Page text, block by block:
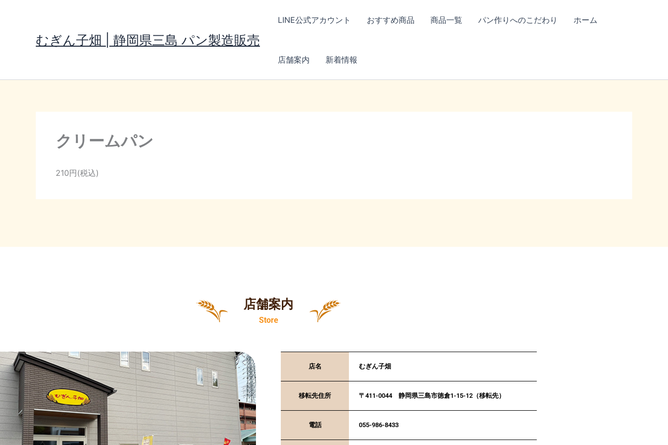
むぎん子畑 | 静岡県三島 パン製造販売
LINE公式アカウント おすすめ商品 商品一覧 パン作りへのこだわり ホーム
店舗案内 新着情報
クリームパン
210円(税込)
店舗案内
Store
店名 むぎん子畑
移転先住所 〒411-0044 静岡県三島市徳倉1-15-12（移転先）
電話 055-986-8433